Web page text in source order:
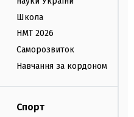
Школа
НМТ 2026
Саморозвиток
Навчання за кордоном
Спорт